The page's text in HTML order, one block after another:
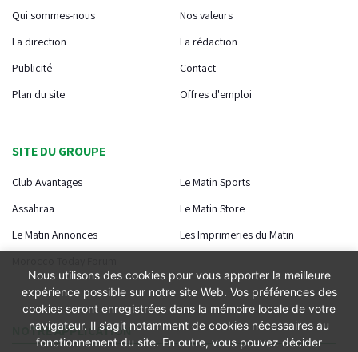
Qui sommes-nous
Nos valeurs
La direction
La rédaction
Publicité
Contact
Plan du site
Offres d'emploi
SITE DU GROUPE
Club Avantages
Le Matin Sports
Assahraa
Le Matin Store
Le Matin Annonces
Les Imprimeries du Matin
NOTRE APPLICATION
Nous utilisons des cookies pour vous apporter la meilleure
expérience possible sur notre site Web. Vos préférences des
cookies seront enregistrées dans la mémoire locale de votre
navigateur. Il s’agit notamment de cookies nécessaires au
fonctionnement du site. En outre, vous pouvez décider